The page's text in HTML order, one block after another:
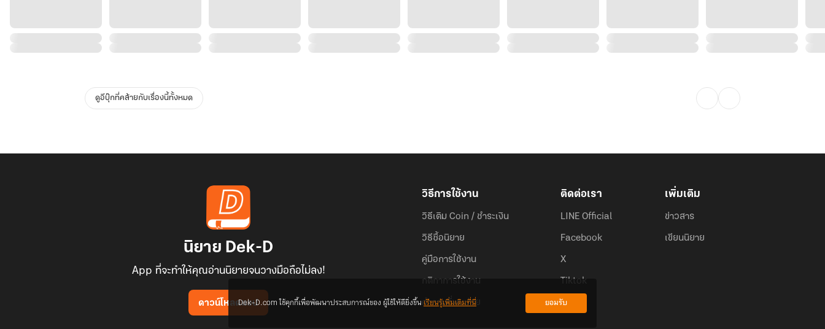
ดูอีบุ๊กที่คล้ายกับเรื่องนี้ทั้งหมด
นิยาย Dek-D
App ที่จะทำให้คุณอ่านนิยายจนวางมือถือไม่ลง!
ดาวน์โหลดแอป
วิธีการใช้งาน
วิธีเติม Coin / ชำระเงิน
วิธีซื้อนิยาย
คู่มือการใช้งาน
กติกาการใช้งาน
คำถามที่พบบ่อย
ติดต่อเรา
LINE Official
Facebook
X
Tiktok
เพิ่มเติม
ข่าวสาร
เขียนนิยาย
Dek-D.com ใช้คุกกี้เพื่อพัฒนาประสบการณ์ของ ผู้ใช้ให้ดียิ่งขึ้นเรียนรู้เพิ่มเติมที่นี่ ยอมรับ